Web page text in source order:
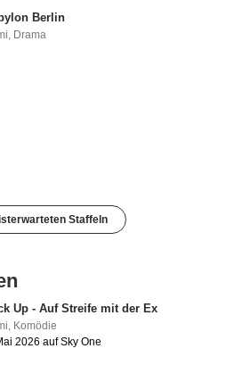
Berlin
Drama
Staffeln
Up - Auf Streife mit der Ex
, Komödie
2026 auf Sky One